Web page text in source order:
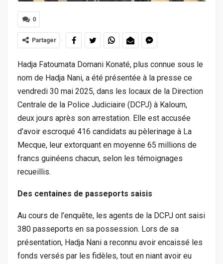
0
Partager
Hadja Fatoumata Domani Konaté, plus connue sous le
nom de Hadja Nani, a été présentée à la presse ce
vendredi 30 mai 2025, dans les locaux de la Direction
Centrale de la Police Judiciaire (DCPJ) à Kaloum,
deux jours après son arrestation. Elle est accusée
d’avoir escroqué 416 candidats au pèlerinage à La
Mecque, leur extorquant en moyenne 65 millions de
francs guinéens chacun, selon les témoignages
recueillis.
Des centaines de passeports saisis
Au cours de l’enquête, les agents de la DCPJ ont saisi
380 passeports en sa possession. Lors de sa
présentation, Hadja Nani a reconnu avoir encaissé les
fonds versés par les fidèles, tout en niant avoir eu